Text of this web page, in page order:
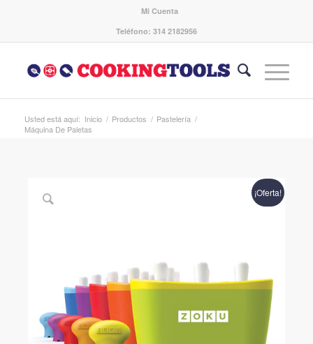
Mi Cuenta
Teléfono: 314 2182956
Usted está aquí: Inicio / Productos / Pastelería /
Máquina De Paletas
¡Oferta!